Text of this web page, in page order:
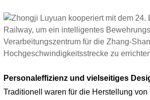
Personaleffizienz und vielseitiges
Traditionell waren für die Herstellung